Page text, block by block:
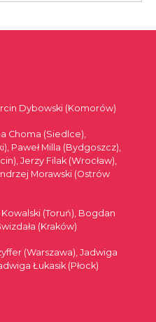
Dybowski (Komorów)
Choma (Siedlce),
Paweł Milla (Bydgoszcz),
Jerzy Filak (Wrocław),
Morawski (Ostrów
(Toruń), Bogdan
(Kraków)
(Warszawa), Jadwiga
Łukasik (Płock)